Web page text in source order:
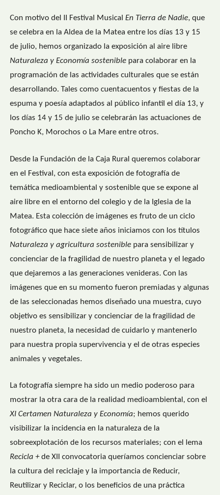
Con motivo del II Festival Musical En Tierra de Nadie, que
se celebra en la Aldea de la Matea entre los días 13 y 15
de julio, hemos organizado la exposición al aire libre
Naturaleza y Economía sostenible para colaborar en la
programación de las actividades culturales que se están
desarrollando. Tales como cuentacuentos y fiestas de la
espuma y poesía adaptados al público infantil el día 13, y
los días 14 y 15 de julio se celebrarán las actuaciones de
Poncho K, Morochos o La Mare entre otros.
Desde la Fundación de la Caja Rural queremos colaborar
en el Festival, con esta exposición de fotografía de
temática medioambiental y sostenible que se expone al
aire libre en el entorno del colegio y de la Iglesia de la
Matea. Esta colección de imágenes es fruto de un ciclo
fotográfico que hace siete años iniciamos con los títulos
Naturaleza y agricultura sostenible para sensibilizar y
concienciar de la fragilidad de nuestro planeta y el legado
que dejaremos a las generaciones venideras. Con las
imágenes que en su momento fueron premiadas y algunas
de las seleccionadas hemos diseñado una muestra, cuyo
objetivo es sensibilizar y concienciar de la fragilidad de
nuestro planeta, la necesidad de cuidarlo y mantenerlo
para nuestra propia supervivencia y el de otras especies
animales y vegetales.
La fotografía siempre ha sido un medio poderoso para
mostrar la otra cara de la realidad medioambiental, con el
XI Certamen Naturaleza y Economía; hemos querido
visibilizar la incidencia en la naturaleza de la
sobreexplotación de los recursos materiales; con el lema
Recicla +de XII convocatoria queríamos concienciar sobre
la cultura del reciclaje y la importancia de Reducir,
Reutilizar y Reciclar, o los beneficios de una práctica